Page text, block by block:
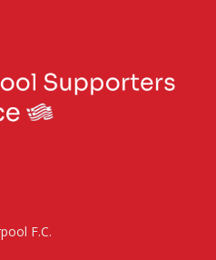
F.C.